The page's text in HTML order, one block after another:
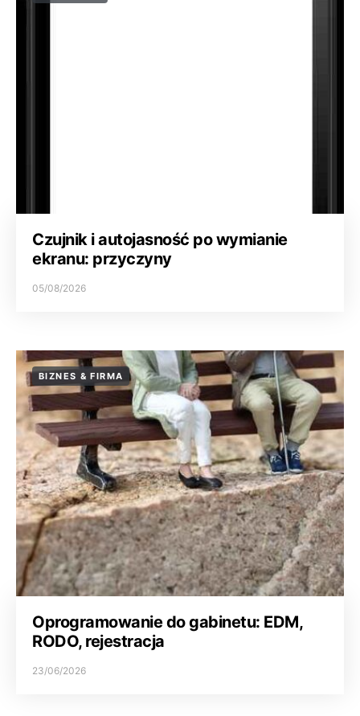
Czujnik i autojasność po wymianie
ekranu: przyczyny
05/08/2026
BIZNES & FIRMA
Oprogramowanie do gabinetu: EDM,
RODO, rejestracja
23/06/2026